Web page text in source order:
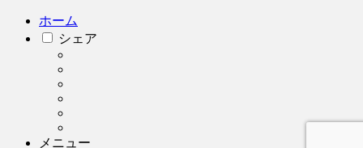
ホーム
シェア
メニュー